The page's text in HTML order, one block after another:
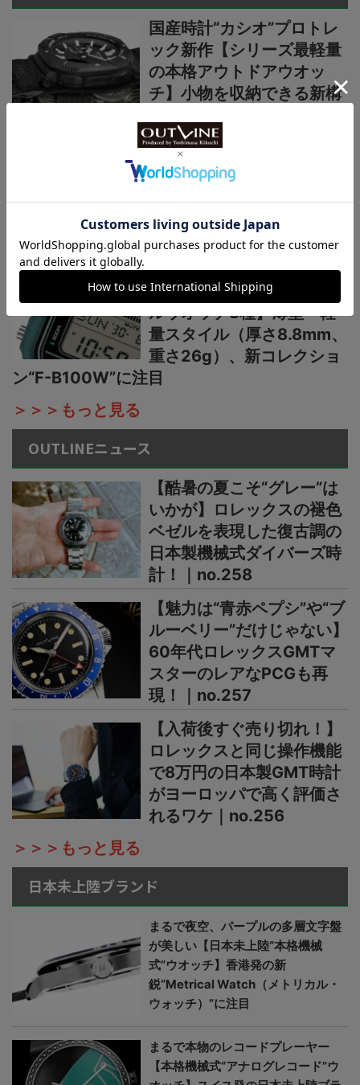
国産時計“カシオ”プロトレ
ック新作【シリーズ最軽量
の本格アウトドアウオッ
チ】小物を収納できる新構
カシオ“G-SHOCK”新作2種
【薄型・軽量な“メタルベゼ
ンベルト仕様の新機軸
国産ブランド“カシオ”新作
【1万円以下の最新デジタ
ルウオッチ3種】薄型・軽
量スタイル（厚さ8.8mm、
重さ26g）、新コレクショ
ン“F-B100W”に注目
＞＞＞もっと見る
OUTLINEニュース
【酷暑の夏こそ“グレー”は
いかが】ロレックスの褪色
ベゼルを表現した復古調の
日本製機械式ダイバーズ時
計！｜no.258
【魅力は“青赤ペプシ”や“ブ
ルーベリー”だけじゃない】
60年代ロレックスGMTマ
スターのレアなPCGも再
現！｜no.257
【入荷後すぐ売り切れ！】
ロレックスと同じ操作機能
で8万円の日本製GMT時計
がヨーロッパで高く評価さ
れるワケ｜no.256
＞＞＞もっと見る
日本未上陸ブランド
まるで夜空、パープルの多層文字盤
が美しい【日本未上陸“本格機械
式”ウオッチ】香港発の新
鋭“Metrical Watch（メトリカル・
ウォッチ）”に注目
まるで本物のレコードプレーヤー
【本格機械式“アナログレコード”ウ